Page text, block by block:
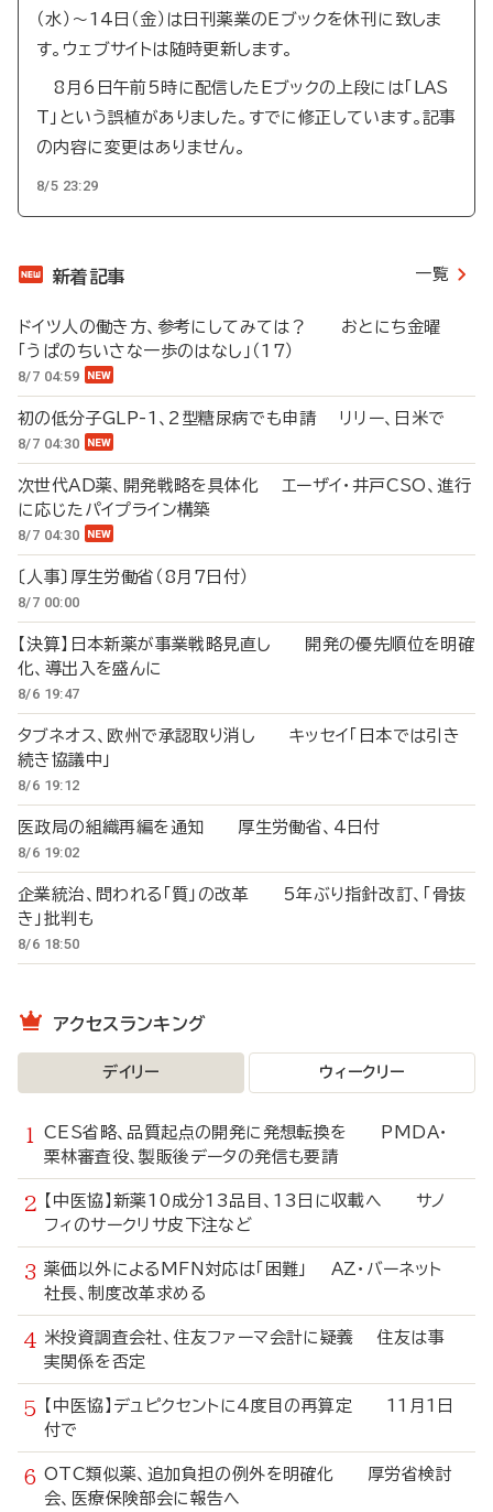
（水）～14日（金）は日刊薬業のEブックを休刊に致しま
す。ウェブサイトは随時更新します。
8月6日午前5時に配信したEブックの上段には「LAS
T」という誤植がありました。すでに修正しています。記事
の内容に変更はありません。
8/5 23:29
新着記事 一覧
ドイツ人の働き方、参考にしてみては？ おとにち金曜
「うぱのちいさな一歩のはなし」（17）
8/7 04:59
初の低分子GLP-1、2型糖尿病でも申請 リリー、日米で
8/7 04:30
次世代AD薬、開発戦略を具体化 エーザイ・井戸CSO、進行
に応じたパイプライン構築
8/7 04:30
〔人事〕厚生労働省（8月7日付）
8/7 00:00
【決算】日本新薬が事業戦略見直し 開発の優先順位を明確
化、導出入を盛んに
8/6 19:47
タブネオス、欧州で承認取り消し キッセイ「日本では引き
続き協議中」
8/6 19:12
医政局の組織再編を通知 厚生労働省、4日付
8/6 19:02
企業統治、問われる「質」の改革 5年ぶり指針改訂、「骨抜
き」批判も
8/6 18:50
アクセスランキング
デイリー ウィークリー
CES省略、品質起点の開発に発想転換を PMDA・
栗林審査役、製販後データの発信も要請
【中医協】新薬10成分13品目、13日に収載へ サノ
フィのサークリサ皮下注など
薬価以外によるMFN対応は「困難」 AZ・バーネット
社長、制度改革求める
米投資調査会社、住友ファーマ会計に疑義 住友は事
実関係を否定
【中医協】デュピクセントに4度目の再算定 11月1日
付で
OTC類似薬、追加負担の例外を明確化 厚労省検討
会、医療保険部会に報告へ